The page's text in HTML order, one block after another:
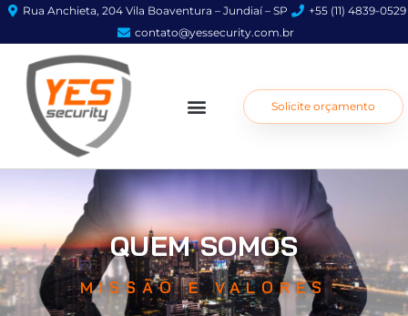
Rua Anchieta, 204 Vila Boaventura – Jundiaí – SP
+55 (11) 4839-0529
contato@yessecurity.com.br​
Solicite orçamento
QUEM SOMOS
MISSÃO E VALORES